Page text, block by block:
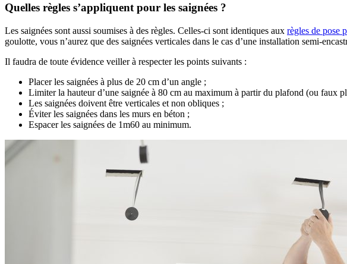
Quelles règles s’appliquent pour les saignées ?
Les saignées sont aussi soumises à des règles. Celles-ci sont identiques aux règles de pose
goulotte, vous n’aurez que des saignées verticales dans le cas d’une installation semi-
Il faudra de toute évidence veiller à respecter les points suivants :
Placer les saignées à plus de 20 cm d’un angle ;
Limiter la hauteur d’une saignée à 80 cm au maximum à partir du plafond (ou faux
Les saignées doivent être verticales et non obliques ;
Éviter les saignées dans les murs en béton ;
Espacer les saignées de 1m60 au minimum.